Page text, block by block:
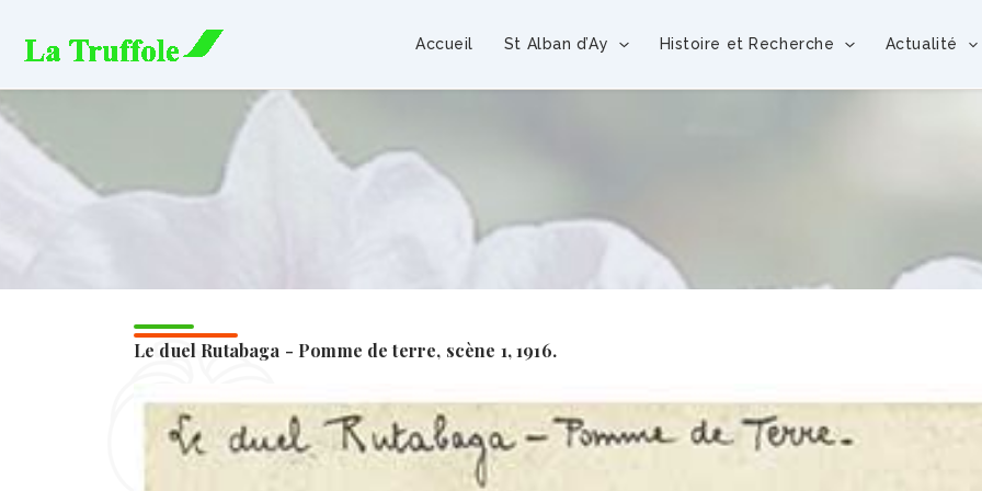
Accueil St Alban d’Ay Histoire et Recherche Actualité
Le duel Rutabaga - Pomme de terre, scène 1, 1916.